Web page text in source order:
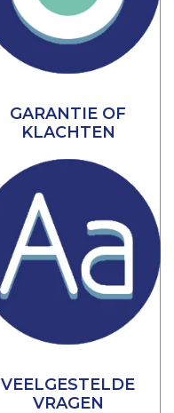
GARANTIE OF
KLACHTEN
VEELGESTELDE
VRAGEN